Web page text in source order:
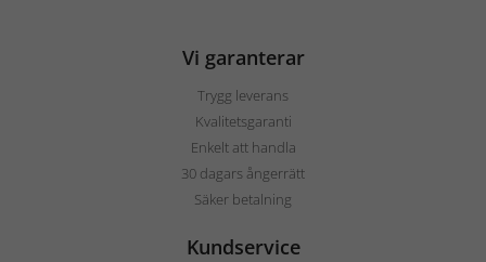
Vi garanterar
Trygg leverans
Kvalitetsgaranti
Enkelt att handla
30 dagars ångerrätt
Säker betalning
Kundservice